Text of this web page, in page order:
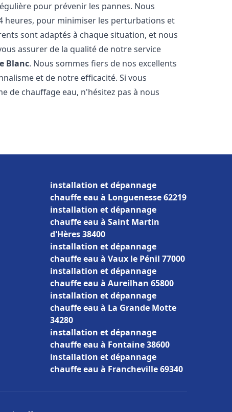
pour prévenir les pannes. Nous
heures, pour minimiser les perturbations et
sont adaptés à chaque situation, et nous
assurer de la qualité de notre service
Blanc. Nous sommes fiers de nos excellents
et de notre efficacité. Si vous
de chauffage eau, n'hésitez pas à nous
installation et dépannage
chauffe eau à Longuenesse 62219
installation et dépannage
chauffe eau à Saint Martin
d'Hères 38400
installation et dépannage
chauffe eau à Vaux le Pénil 77000
installation et dépannage
chauffe eau à Aureilhan 65800
installation et dépannage
chauffe eau à La Grande Motte
34280
installation et dépannage
chauffe eau à Fontaine 38600
installation et dépannage
chauffe eau à Francheville 69340